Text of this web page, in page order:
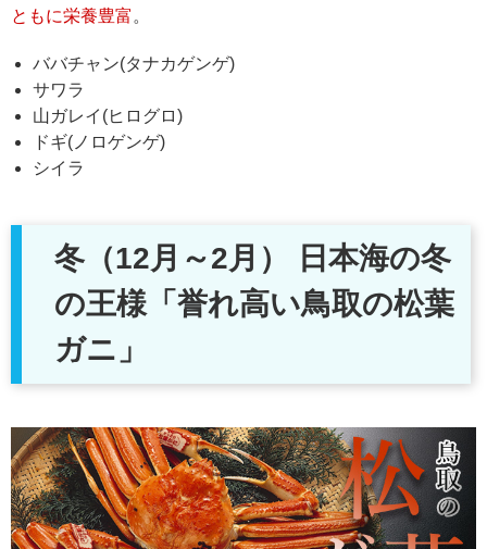
ともに栄養豊富 。
ババチャン(タナカゲンゲ)
サワラ
山ガレイ(ヒログロ)
ドギ(ノロゲンゲ)
シイラ
冬（12月～2月） 日本海の冬
の王様「誉れ高い鳥取の松葉
ガニ」